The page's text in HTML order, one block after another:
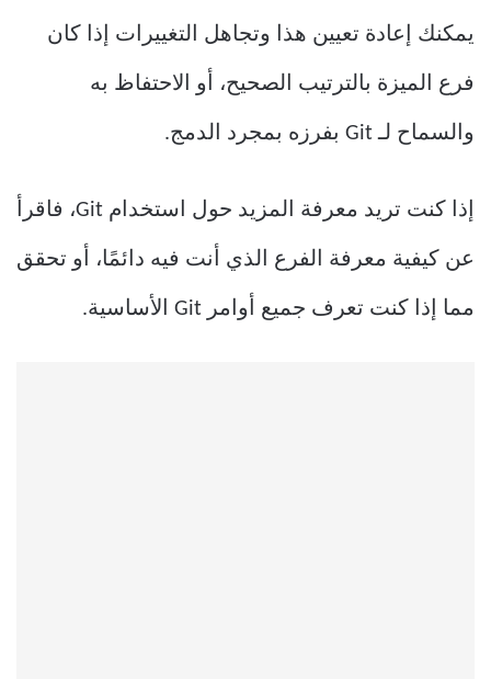
يمكنك إعادة تعيين هذا وتجاهل التغييرات إذا كان
فرع الميزة بالترتيب الصحيح، أو الاحتفاظ به
والسماح لـ Git بفرزه بمجرد الدمج.
إذا كنت تريد معرفة المزيد حول استخدام Git، فاقرأ
عن كيفية معرفة الفرع الذي أنت فيه دائمًا، أو تحقق
مما إذا كنت تعرف جميع أوامر Git الأساسية.